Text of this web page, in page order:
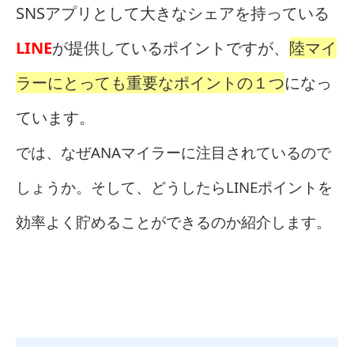
SNSアプリとして大きなシェアを持っている
LINEが提供しているポイントですが、 陸マイ
ラーにとっても重要なポイントの１つになっ
ています。
では、なぜANAマイラーに注目されているので
しょうか。そして、どうしたらLINEポイントを
効率よく貯めることができるのか紹介します。